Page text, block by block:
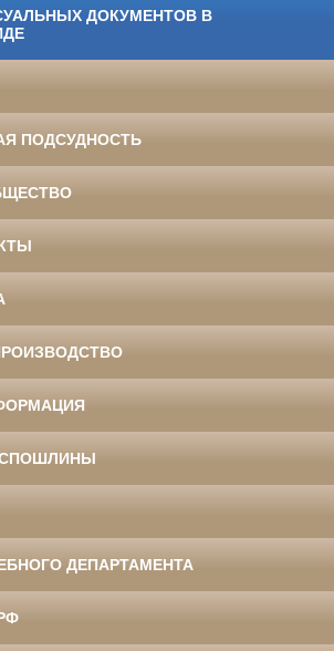
ДОКУМЕНТОВ В
ПОДСУДНОСТЬ
ДЕПАРТАМЕНТА